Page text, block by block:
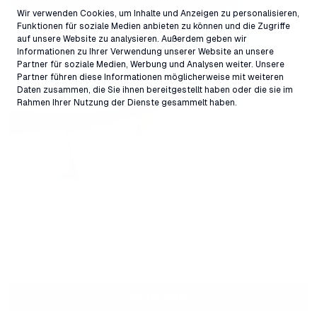
Wir verwenden Cookies, um Inhalte und Anzeigen zu personalisieren,
Funktionen für soziale Medien anbieten zu können und die Zugriffe
auf unsere Website zu analysieren. Außerdem geben wir
Informationen zu Ihrer Verwendung unserer Website an unsere
Partner für soziale Medien, Werbung und Analysen weiter. Unsere
Partner führen diese Informationen möglicherweise mit weiteren
Daten zusammen, die Sie ihnen bereitgestellt haben oder die sie im
Rahmen Ihrer Nutzung der Dienste gesammelt haben.